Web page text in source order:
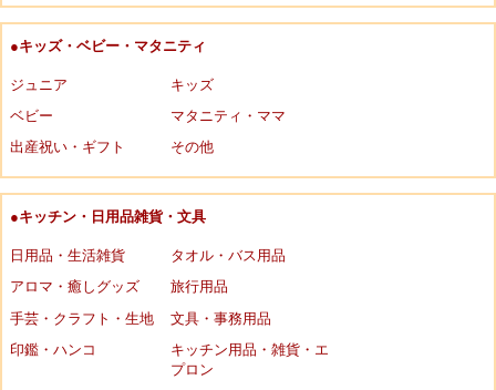
●キッズ・ベビー・マタニティ
ジュニア
キッズ
ベビー
マタニティ・ママ
出産祝い・ギフト
その他
●キッチン・日用品雑貨・文具
日用品・生活雑貨
タオル・バス用品
アロマ・癒しグッズ
旅行用品
手芸・クラフト・生地
文具・事務用品
印鑑・ハンコ
キッチン用品・雑貨・エ
プロン